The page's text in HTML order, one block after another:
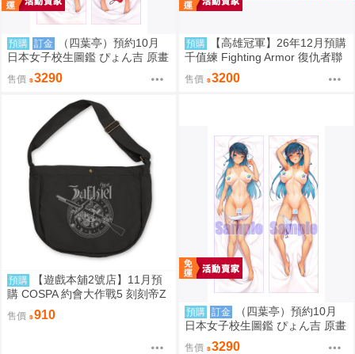
預購 訂金
（四葉亭）預約10月
日本女子校生圖鑑 ぴょん吉 原畫
国分寺美紗 日曬ver 抱枕套 0826
售價 3290
預購
【高雄冠軍】26年12月預購
千值練 Fighting Armor 復仇者聯
盟終局之戰 鋼鐵人 驚奇隊長 免
訂金0910
售價 3200
預購
【遊戲本舖2號店】11月預
購 COSPA 約會大作戰5 刻刻帝Z
aphkiel 報童包 0822
售價 910 預購 訂金
（四葉亭）預約10月
日本女子校生圖鑑 ぴょん吉 原畫
如月咲友里 日曬ver 抱枕套 0826
售價 3290